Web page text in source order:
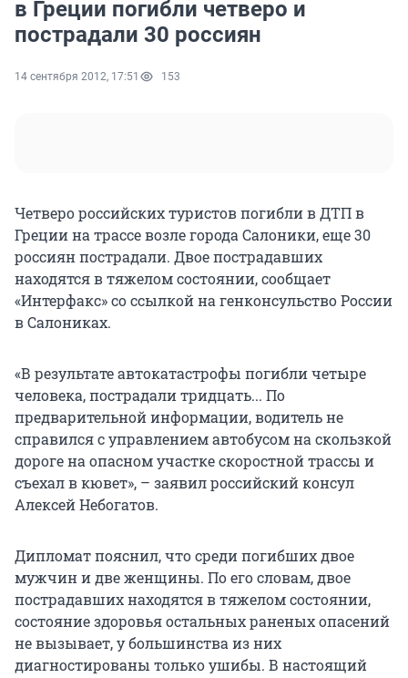
в Греции погибли четверо и
пострадали 30 россиян
14 сентября 2012, 17:51 153
Четверо российских туристов погибли в ДТП в
Греции на трассе возле города Салоники, еще 30
россиян пострадали. Двое пострадавших
находятся в тяжелом состоянии, сообщает
«Интерфакс» со ссылкой на генконсульство России
в Салониках.
«В результате автокатастрофы погибли четыре
человека, пострадали тридцать... По
предварительной информации, водитель не
справился с управлением автобусом на скользкой
дороге на опасном участке скоростной трассы и
съехал в кювет», – заявил российский консул
Алексей Небогатов.
Дипломат пояснил, что среди погибших двое
мужчин и две женщины. По его словам, двое
пострадавших находятся в тяжелом состоянии,
состояние здоровья остальных раненых опасений
не вызывает, у большинства из них
диагностированы только ушибы. В настоящий